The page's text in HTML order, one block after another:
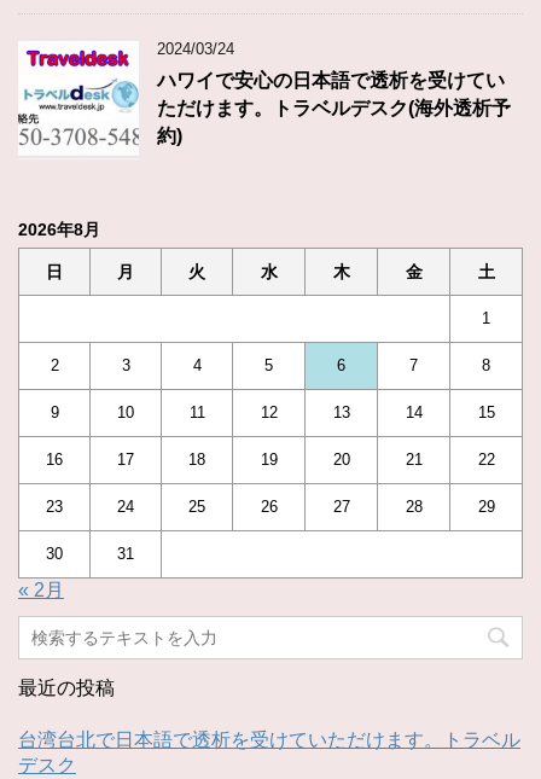
2024/03/24
ハワイで安心の日本語で透析を受けてい
ただけます。トラベルデスク(海外透析予
約)
2026年8月
日 月 火 水 木 金 土
1
2 3 4 5 6 7 8
9 10 11 12 13 14 15
16 17 18 19 20 21 22
23 24 25 26 27 28 29
30 31
« 2月
最近の投稿
台湾台北で日本語で透析を受けていただけます。トラベル
デスク